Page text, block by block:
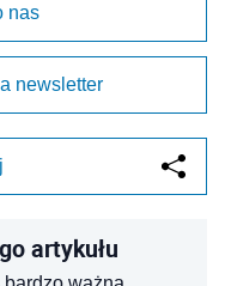
nas
newsletter
artykułu